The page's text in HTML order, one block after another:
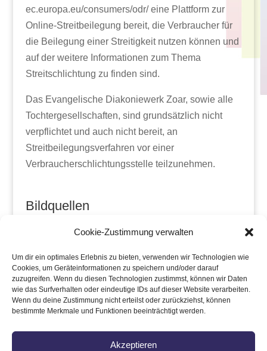
Cookie-Zustimmung verwalten
Um dir ein optimales Erlebnis zu bieten, verwenden wir Technologien wie
Cookies, um Geräteinformationen zu speichern und/oder darauf
zuzugreifen. Wenn du diesen Technologien zustimmst, können wir Daten
wie das Surfverhalten oder eindeutige IDs auf dieser Website verarbeiten.
Wenn du deine Zustimmung nicht erteilst oder zurückziehst, können
bestimmte Merkmale und Funktionen beeinträchtigt werden.
Akzeptieren
ec.europa.eu/consumers/odr/ eine Plattform zur
Online-Streitbeilegung bereit, die Verbraucher für
die Beilegung einer Streitigkeit nutzen können und
auf der weitere Informationen zum Thema
Streitschlichtung zu finden sind.
Das Evangelische Diakoniewerk Zoar, sowie alle
Tochtergesellschaften, sind grundsätzlich nicht
verpflichtet und auch nicht bereit, an
Streitbeilegungsverfahren vor einer
Verbraucherschlichtungsstelle teilzunehmen.
Bildquellen
lunisolar Friedhelm Rettig, Falkenstein / C-Bo-
Design Christian Bolzer, Lohnsfeld / Zoar-
Mitarbeiter / Hans-Georg Merkel, Landau/ Julia
Hoffmann, Rockenhausen / adobe stock / Monika
Berlipp, Heidesheim